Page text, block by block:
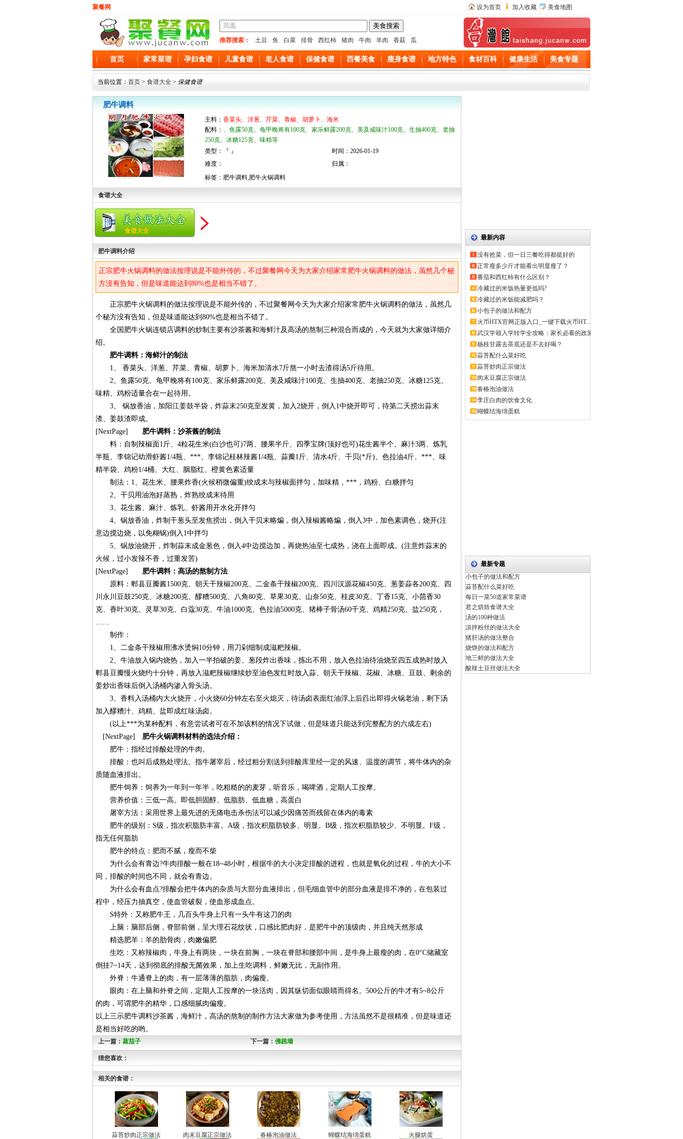
聚餐网 设为首页 加入收藏 美食地图
推荐搜索： 土豆 鱼 白菜 排骨 西红柿 猪肉 牛肉 羊肉 香菇 瓜
首页 家常菜谱 孕妇食谱 儿童食谱 老人食谱 保健食谱 西餐美食 瘦身食谱 地方特色 食材百科 健康生活 美食专题
当前位置： 首页 > 食谱大全 > 保健食谱
肥牛调料
主料： 香菜头、洋葱、芹菜、青椒、胡萝卜、海米
配料： 、鱼露50克、龟甲晚将有100克、家乐鲜露200克、美及咸味汁100克、生抽400克、老抽
250克、冰糖125克、味精等
类型：『 』
时间：2026-01-19
难度：
归属：
标签：肥牛调料,肥牛火锅调料
食谱大全
食谱大全
肥牛调料介绍
正宗肥牛火锅调料的做法按理说是不能外传的，不过聚餐网今天为大家介绍家常肥牛火锅调料的做法，虽然几个秘
方没有告知，但是味道能达到80%也是相当不错了。
正宗肥牛火锅调料的做法按理说是不能外传的，不过聚餐网今天为大家介绍家常肥牛火锅调料的做法，虽然几
个秘方没有告知，但是味道能达到80%也是相当不错了。
全国肥牛火锅连锁店调料的炒制主要有沙茶酱和海鲜汁及高汤的熬制三种混合而成的，今天就为大家做详细介
绍。
肥牛调料：海鲜汁的制法
1、 香菜头、洋葱、芹菜、青椒、胡萝卜、海米加清水7斤熬一小时去渣得汤5斤待用。
2、鱼露50克、龟甲晚将有100克、家乐鲜露200克、美及咸味汁100克、生抽400克、老抽250克、冰糖125克、
味精、鸡粉适量合在一起待用。
3、 锅放香油，加阳江姜鼓半袋，炸蒜末250克至发黄，加入2烧开，倒入1中烧开即可，待第二天捞出蒜末
渣、姜鼓渣即成。
[NextPage] 肥牛调料：沙茶酱的制法
料：自制辣椒面1斤、4粒花生米(白沙也可)7两、腰果半斤、四季宝牌(顶好也可)花生酱半个、麻汁3两、炼乳
半瓶、李锦记幼滑虾酱1/4瓶、***、李锦记桂林辣酱1/4瓶、蒜瓣1斤、清水4斤、干贝(*斤)、色拉油4斤、***、味
精半袋、鸡粉1/4桶、大红、胭脂红、橙黄色素适量
制法：1、花生米、腰果炸香(火候稍微偏重)绞成末与辣椒面拌匀，加味精，***，鸡粉、白糖拌匀
2、干贝用油泡好蒸熟，炸熟绞成末待用
3、花生酱、麻汁、炼乳、虾酱用开水化开拌匀
4、锅放香油，炸制干葱头至发焦捞出，倒入干贝末略煸，倒入辣椒酱略煸，倒入3中，加色素调色，烧开(注
意边搅边烧，以免糊锅)倒入1中拌匀
5、锅放油烧开，炸制蒜末成金葱色，倒入4中边搅边加，再烧热油至七成热，浇在上面即成。(注意炸蒜末的
火候，过小发辣不香，过重发苦)
[NextPage] 肥牛调料：高汤的熬制方法
原料：郫县豆瓣酱1500克、朝天干辣椒200克、二金条干辣椒200克、四川汉源花椒450克、葱姜蒜各200克、四
川永川豆鼓250克、冰糖200克、醪糟500克、八角80克、草果30克、山奈50克、桂皮30克、丁香15克、小茴香30
克、香叶30克、灵草30克、白蔻30克、牛油1000克、色拉油5000克、猪棒子骨汤60千克、鸡精250克、盐250克，
……
制作：
1、二金条干辣椒用沸水烫焖10分钟，用刀剁细制成滋粑辣椒。
2、牛油放入锅内烧热，加入一半拍破的姜、葱段炸出香味，拣出不用，放入色拉油待油烧至四五成热时放入
郫县豆瓣慢火烧约十分钟，再放入滋粑辣椒继续炒至油色发红时放入蒜、朝天干辣椒、花椒、冰糖、豆鼓、剩余的
姜炒出香味后倒入汤桶内渗入骨头汤。
3、香料入汤桶内大火烧开，小火烧60分钟左右至火熄灭，待汤卤表面红油浮上后舀出即得火锅老油，剩下汤
加入醪糟汁、鸡精、盐即成红味汤卤。
(以上***为某种配料，有意尝试者可在不加该料的情况下试做，但是味道只能达到完整配方的六成左右)
[NextPage] 肥牛火锅调料材料的选法介绍：
肥牛：指经过排酸处理的牛肉。
排酸：也叫后成熟处理法。指牛屠宰后，经过粗分割送到排酸库里经一定的风速、温度的调节，将牛体内的杂
质随血液排出。
肥牛饲养：饲养为一年到一年半，吃粗糙的的麦芽，听音乐，喝啤酒，定期人工按摩。
营养价值：三低一高。即低胆固醇、低脂肪、低血糖，高蛋白
屠宰方法：采用世界上最先进的无痛电击杀伤法可以减少因痛苦而残留在体内的毒素
肥牛的级别：S级，指次积脂肪丰富。A级，指次积脂肪较多、明显。B级，指次积脂肪较少、不明显。F级，
指无任何脂肪
肥牛的特点：肥而不腻，瘦而不柴
为什么会有青边?牛肉排酸一般在18~48小时，根据牛的大小决定排酸的进程，也就是氧化的过程，牛的大小不
同，排酸的时间也不同，就会有青边。
为什么会有血点?排酸会把牛体内的杂质与大部分血液排出，但毛细血管中的部分血液是排不净的，在包装过
程中，经压力抽真空，使血管破裂，使血形成血点。
S特外：又称肥牛王，几百头牛身上只有一头牛有这刀的肉
上脑：脑部后侧，脊部前侧，呈大理石花纹状，口感比肥肉好，是肥牛中的顶级肉，并且纯天然形成
精选肥羊：羊的肋骨肉，肉嫩偏肥
生吃：又称辣椒肉，牛身上有两块，一块在前胸，一块在脊部和腰部中间，是牛身上最瘦的肉，在0°C储藏室
倒挂7~14天，达到彻底的排酸无菌效果，加上生吃调料，鲜嫩无比，无副作用。
外脊：牛通脊上的肉，有一层薄薄的脂肪，肉偏瘦。
眼肉：在上脑和外脊之间，定期人工按摩的一块活肉，因其纵切面似眼睛而得名。500公斤的牛才有5~8公斤
的肉，可谓肥牛的精华，口感细腻肉偏瘦。
以上三示肥牛调料沙茶酱，海鲜汁，高汤的熬制的制作方法大家做为参考使用，方法虽然不是很精准，但是味道还
是相当好吃的哟。
上一篇： 蒸茄子 下一篇： 佛跳墙
猜您喜欢：
相关的食谱：
蒜苔炒肉正宗做法 肉末豆腐正宗做法 春椿泡油做法 蝴蝶结海绵蛋糕 火腿烘蛋
最新内容
没有抢菜，但一日三餐吃得都挺好的
正常瘦多少斤才能看出明显瘦了？
番茄和西红柿有什么区别？
冷藏过的米饭热量更低吗?
冷藏过的米饭能减肥吗？
小包子的做法和配方
火币HTX官网正版入口_一键下载火币HT...
武汉学籍入学转学全攻略：家长必看的政策
解...
杨枝甘露去茶底还是不去好喝？
蒜苔配什么菜好吃
蒜苔炒肉正宗做法
肉末豆腐正宗做法
春椿泡油做法
李庄白肉的饮食文化
蝴蝶结海绵蛋糕
最新专题
小包子的做法和配方
蒜苔配什么菜好吃
每日一菜50道家常菜谱
君之烘焙食谱大全
汤的100种做法
凉拌粉丝的做法大全
猪肝汤的做法整合
烧饼的做法和配方
地三鲜的做法大全
酸辣土豆丝做法大全